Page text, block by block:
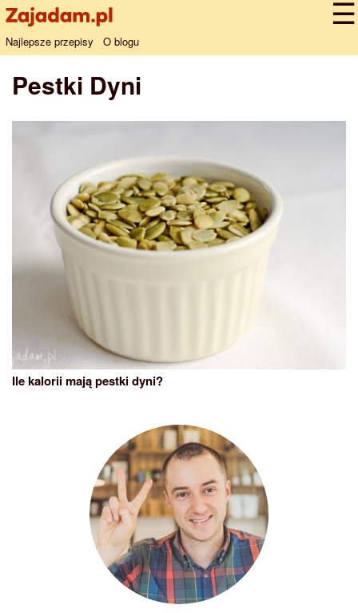
Najlepsze przepisy O blogu
Pestki Dyni
Ile kalorii mają pestki dyni?